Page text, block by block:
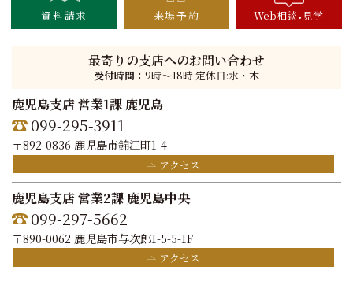
資料請求 来場予約 Web相談 見学
最寄りの支店へのお問い合わせ
受付時間： 9時〜18時 定休日:水・木
鹿児島支店 営業1課 鹿児島
099-295-3911
〒892-0836 鹿児島市錦江町1-4
アクセス
鹿児島支店 営業2課 鹿児島中央
099-297-5662
〒890-0062 鹿児島市与次郎1-5-5-1F
アクセス